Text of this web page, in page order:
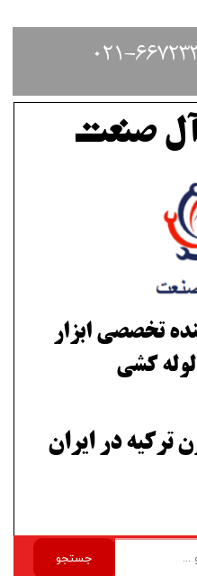
جستجو
آل صنعت
تخصصی ابزار
کشی
ترکیه در ایران